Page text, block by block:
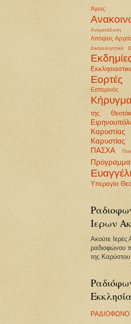
Άγιος
Αναμετάδοση
Απόψεις
Δικαιολογητικά
Εορτές
Εσπερινός
της
ΠΑΣΧΑ
Υπεραγία
Ιερων
Ακούτε Ιερές
ραδιοφώνου
της
ΡΑΔΙΟΦΩΝΟ